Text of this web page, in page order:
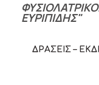
ΕΥΡΙΠΙΔΗΣ"
ΔΡΆΣΕΙΣ –